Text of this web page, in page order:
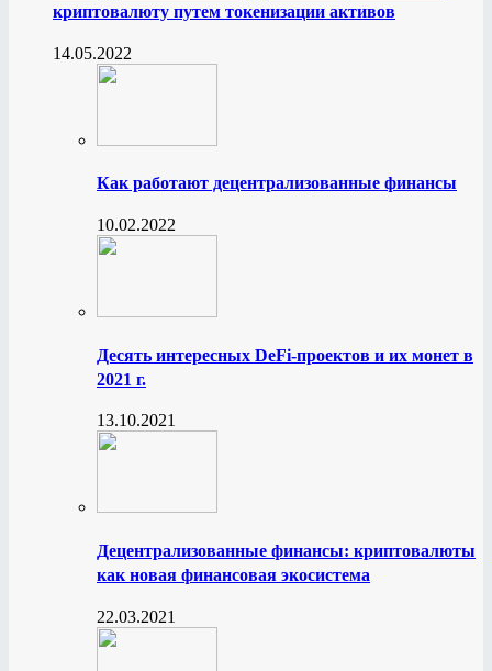
криптовалюту путем токенизации активов
14.05.2022
Как работают децентрализованные финансы
10.02.2022
Десять интересных DeFi-проектов и их монет в
2021 г.
13.10.2021
Децентрализованные финансы: криптовалюты
как новая финансовая экосистема
22.03.2021